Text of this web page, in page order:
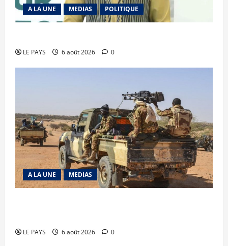
A LA UNE MEDIAS POLITIQUE
LE PAYS 6 août 2026 0
A LA UNE MEDIAS
LE PAYS 6 août 2026 0